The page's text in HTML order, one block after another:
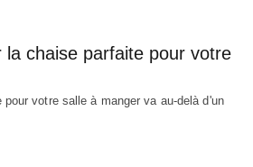
la chaise parfaite pour votre
votre salle à manger va au-delà d'un